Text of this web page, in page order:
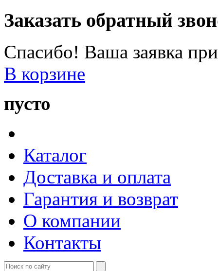
Заказать обратный
Спасибо! Ваша заявка
В корзине
пусто
Каталог
Доставка и оплата
Гарантия и возврат
О компании
Контакты